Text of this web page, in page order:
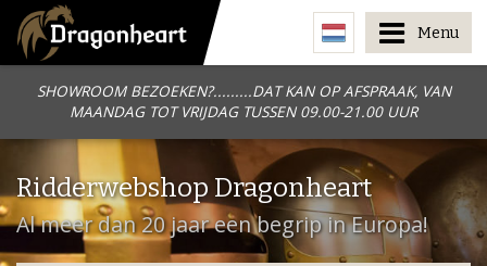
SHOWROOM BEZOEKEN?.........DAT KAN OP AFSPRAAK, VAN
MAANDAG TOT VRIJDAG TUSSEN 09.00-21.00 UUR
Menu
Ridderwebshop Dragonheart
Al meer dan 20 jaar een begrip in Europa!